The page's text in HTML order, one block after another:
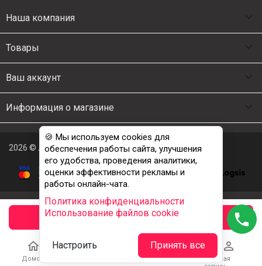
Наша компания
Товары
Ваш аккаунт
Информация о магазине
2026 © Люкс Постель
🍪 Мы используем cookies для
обеспечения работы сайта, улучшения
его удобства, проведения аналитики,
оценки эффективности рекламы и
работы онлайн-чата.
Политика конфиденциальности
Использование файлов cookie
Настроить Принять все
phone
заказать

Домой

Корзина

Избранное

Учетная